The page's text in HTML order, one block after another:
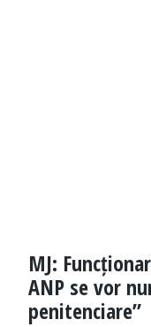
MJ:
ANP se vor
penitenciare”